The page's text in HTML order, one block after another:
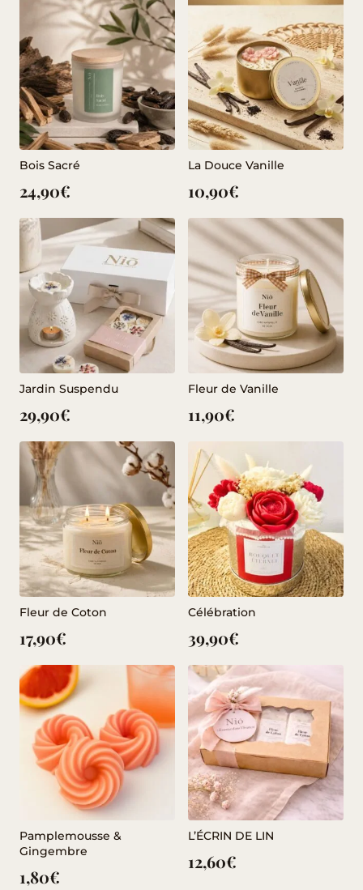
Bois Sacré
24,90€
La Douce Vanille
10,90€
Jardin Suspendu
29,90€
Fleur de Vanille
11,90€
Fleur de Coton
17,90€
Célébration
39,90€
Pamplemousse &
Gingembre
1,80€
L’ÉCRIN DE LIN
12,60€